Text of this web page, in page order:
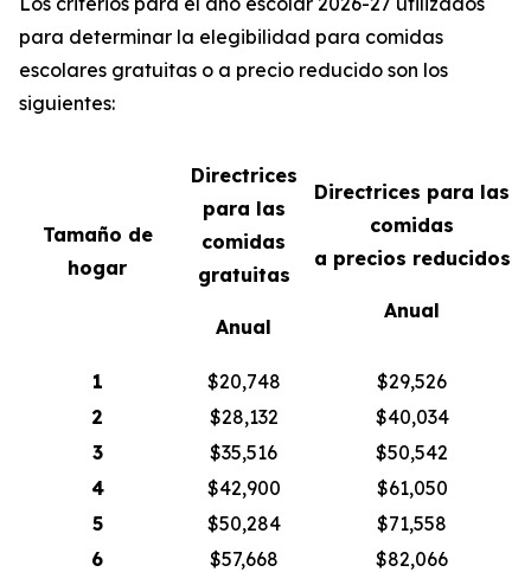
para determinar la elegibilidad para comidas
escolares gratuitas o a precio reducido son los
siguientes:
Tamaño de
hogar
Directrices
para las
comidas
gratuitas
Anual
Directrices para las
comidas
a precios reducidos
Anual
1 $20,748
$29,526
2
$28,132
$40,034
3
$35,516
$50,542
4
$42,900
$61,050
5
$50,284
$71,558
6
$57,668
$82,066